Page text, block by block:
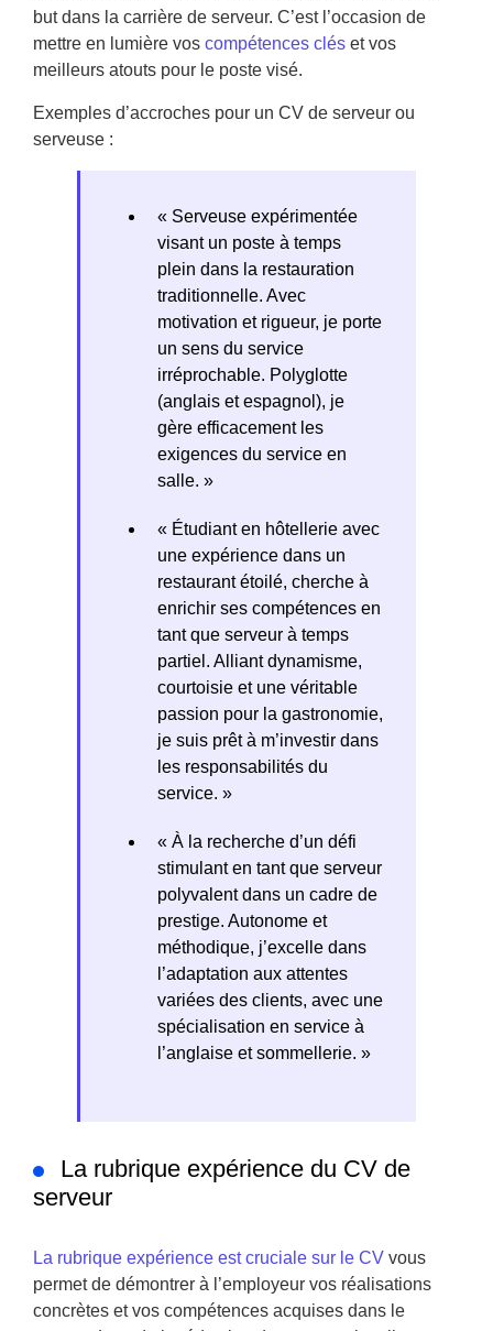
but dans la carrière de serveur. C’est l’occasion de
mettre en lumière vos compétences clés et vos
meilleurs atouts pour le poste visé.
Exemples d’accroches pour un CV de serveur ou
serveuse :
« Serveuse expérimentée
visant un poste à temps
plein dans la restauration
traditionnelle. Avec
motivation et rigueur, je porte
un sens du service
irréprochable. Polyglotte
(anglais et espagnol), je
gère efficacement les
exigences du service en
salle. »
« Étudiant en hôtellerie avec
une expérience dans un
restaurant étoilé, cherche à
enrichir ses compétences en
tant que serveur à temps
partiel. Alliant dynamisme,
courtoisie et une véritable
passion pour la gastronomie,
je suis prêt à m’investir dans
les responsabilités du
service. »
« À la recherche d’un défi
stimulant en tant que serveur
polyvalent dans un cadre de
prestige. Autonome et
méthodique, j’excelle dans
l’adaptation aux attentes
variées des clients, avec une
spécialisation en service à
l’anglaise et sommellerie. »
La rubrique expérience du CV de
serveur
La rubrique expérience est cruciale sur le CV vous
permet de démontrer à l’employeur vos réalisations
concrètes et vos compétences acquises dans le